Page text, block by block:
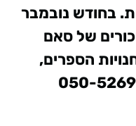
בחודש נובמבר
של סאם
הספרים,